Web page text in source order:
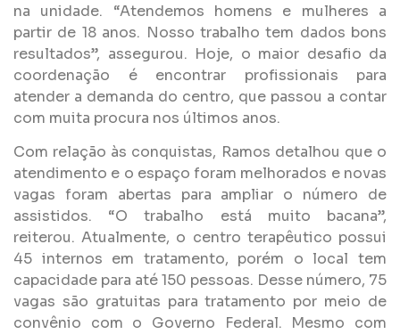
na unidade. “Atendemos homens e mulheres a
partir de 18 anos. Nosso trabalho tem dados bons
resultados”, assegurou. Hoje, o maior desafio da
coordenação é encontrar profissionais para
atender a demanda do centro, que passou a contar
com muita procura nos últimos anos.
Com relação às conquistas, Ramos detalhou que o
atendimento e o espaço foram melhorados e novas
vagas foram abertas para ampliar o número de
assistidos. “O trabalho está muito bacana”,
reiterou. Atualmente, o centro terapêutico possui
45 internos em tratamento, porém o local tem
capacidade para até 150 pessoas. Desse número, 75
vagas são gratuitas para tratamento por meio de
convênio com o Governo Federal. Mesmo com